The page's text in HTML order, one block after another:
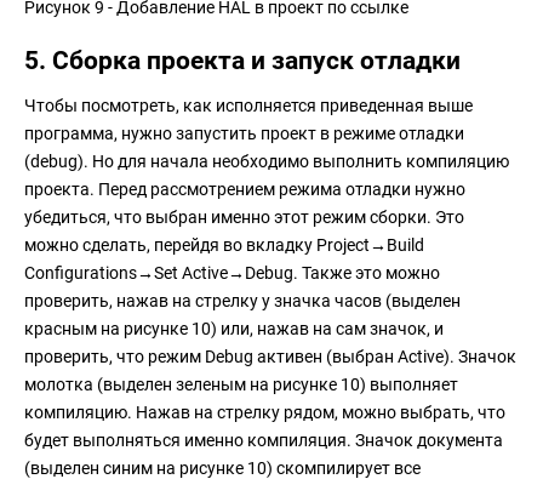
Рисунок 9 - Добавление HAL в проект по ссылке
5. Сборка проекта и запуск отладки
Чтобы посмотреть, как исполняется приведенная выше
программа, нужно запустить проект в режиме отладки
(debug). Но для начала необходимо выполнить компиляцию
проекта. Перед рассмотрением режима отладки нужно
убедиться, что выбран именно этот режим сборки. Это
можно сделать, перейдя во вкладку Project→Build
Configurations→Set Active→Debug. Также это можно
проверить, нажав на стрелку у значка часов (выделен
красным на рисунке 10) или, нажав на сам значок, и
проверить, что режим Debug активен (выбран Active). Значок
молотка (выделен зеленым на рисунке 10) выполняет
компиляцию. Нажав на стрелку рядом, можно выбрать, что
будет выполняться именно компиляция. Значок документа
(выделен синим на рисунке 10) скомпилирует все